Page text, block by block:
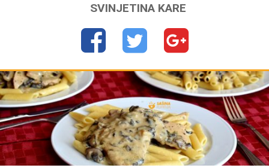
SVINJETINA KARE
"